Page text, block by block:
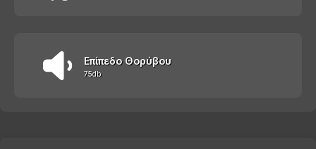
Επίπεδο Θορύβου
75db